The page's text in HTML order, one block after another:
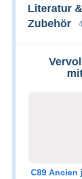
Literatur
Zubehör
C89 Ancien